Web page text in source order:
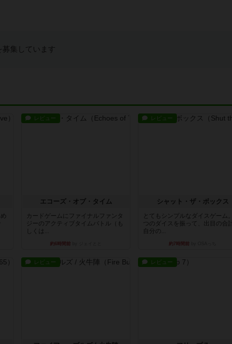
募集しています
レビュー
エコーズ・オブ・タイム
カードゲームにファイナルファンタ
ジーのアクティブタイムバトル（も
しくは...
約6時間前
レビュー
シャット・ザ・ボックス
とてもシンプルなダイスゲーム
つのダイスを振って、出目の合
自分の...
約7時間前
レビュー レビュー